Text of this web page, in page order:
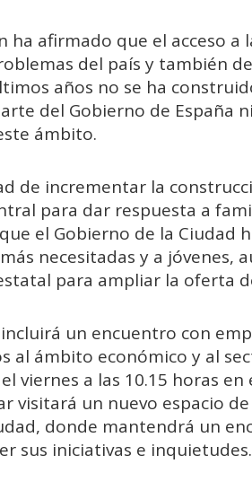
ha afirmado que el acceso a
del país y también
años no se ha
del Gobierno de España
ámbito.
de incrementar la
para dar respuesta a
el Gobierno de la Ciudad
necesitadas y a jóvenes,
para ampliar la oferta
un encuentro con
al ámbito económico y al
viernes a las 10.15 horas en
visitará un nuevo espacio
donde mantendrá un
sus iniciativas e inquietudes.